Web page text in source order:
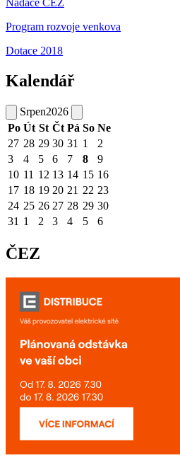
Nadace ČEZ
Program rozvoje venkova
Dotace 2018
Kalendář
Srpen2026
Po Út St Čt Pá So Ne
27 28 29 30 31 1
2
3
4 5 6 7 8
9
10 11 12 13 14 15 16
17 18 19 20 21 22 23
24 25 26 27 28 29 30
31 1 2 3 4 5 6
ČEZ